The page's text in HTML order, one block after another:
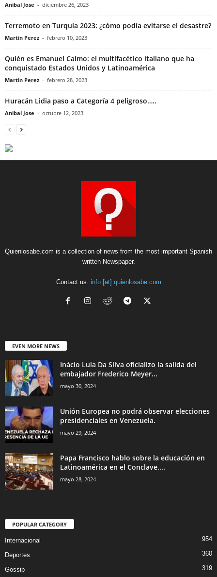
Anibal Jose - diciembre 26, 2023
Terremoto en Turquía 2023: ¿cómo podía evitarse el desastre?
Martin Perez - febrero 10, 2023
Quién es Emanuel Calmo: el multifacético italiano que ha
conquistado Estados Unidos y Latinoamérica
Martin Perez - febrero 28, 2023
Huracán Lidia paso a Categoría 4 peligroso…..
Anibal Jose - octubre 12, 2023
Quienlosabe.com is a collection of news from the most important Spanish
written Newspaper.
Contact us: info [at] quienlosabe.com
EVEN MORE NEWS
Inácio Lula Da Silva oficializo la salida del
embajador Frederico Meyer...
mayo 30, 2024
Unión Europea no podrá observar elecciones
presidenciales en Venezuela.
mayo 29, 2024
Papa Francisco hablo sobre la educación en
Latinoamérica en el Conclave....
mayo 28, 2024
POPULAR CATEGORY
Internacional 954
Deportes 360
Gossip 319